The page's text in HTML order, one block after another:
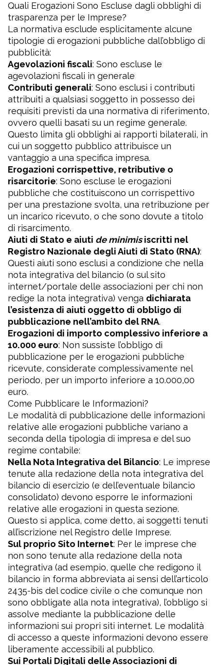
Quali Erogazioni Sono Escluse dagli obblighi di
trasparenza per le Imprese?
La normativa esclude esplicitamente alcune
tipologie di erogazioni pubbliche dall’obbligo di
pubblicità:
Agevolazioni fiscali: Sono escluse le
agevolazioni fiscali in generale
Contributi generali: Sono esclusi i contributi
attribuiti a qualsiasi soggetto in possesso dei
requisiti previsti da una normativa di riferimento,
ovvero quelli basati su un regime generale.
Questo limita gli obblighi ai rapporti bilaterali, in
cui un soggetto pubblico attribuisce un
vantaggio a una specifica impresa.
Erogazioni corrispettive, retributive o
risarcitorie: Sono escluse le erogazioni
pubbliche che costituiscono un corrispettivo
per una prestazione svolta, una retribuzione per
un incarico ricevuto, o che sono dovute a titolo
di risarcimento.
Aiuti di Stato e aiuti de minimisiscritti nel
Registro Nazionale degli Aiuti di Stato (RNA):
Questi aiuti sono esclusi a condizione che nella
nota integrativa del bilancio (o sul sito
internet/portale delle associazioni per chi non
redige la nota integrativa) venga dichiarata
l’esistenza di aiuti oggetto di obbligo di
pubblicazione nell’ambito del RNA.
Erogazioni di importo complessivo inferiore a
10.000 euro: Non sussiste l’obbligo di
pubblicazione per le erogazioni pubbliche
ricevute, considerate complessivamente nel
periodo, per un importo inferiore a 10.000,00
euro.
Come Pubblicare le Informazioni?
Le modalità di pubblicazione delle informazioni
relative alle erogazioni pubbliche variano a
seconda della tipologia di impresa e del suo
regime contabile:
Nella Nota Integrativa del Bilancio: Le imprese
tenute alla redazione della nota integrativa del
bilancio di esercizio (e dell’eventuale bilancio
consolidato) devono esporre le informazioni
relative alle erogazioni in questa sezione.
Questo si applica, come detto, ai soggetti tenuti
all’iscrizione nel Registro delle Imprese.
Sul proprio Sito Internet: Per le imprese che
non sono tenute alla redazione della nota
integrativa (ad esempio, quelle che redigono il
bilancio in forma abbreviata ai sensi dell’articolo
2435-bis del codice civile o che comunque non
sono obbligate alla nota integrativa), l’obbligo si
assolve mediante la pubblicazione delle
informazioni sui propri siti internet. Le modalità
di accesso a queste informazioni devono essere
liberamente accessibili al pubblico.
Sui Portali Digitali delle Associazioni di